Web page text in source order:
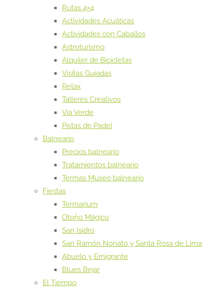
Rutas 4×4
Actividades Acuáticas
Actividades con Caballos
Astroturismo
Alquiler de Bicicletas
Visitas Guiadas
Relax
Talleres Creativos
Vía Verde
Pistas de Padel
Balneario
Precios balneario
Tratamientos balneario
Termas Museo balneario
Fiestas
Termarium
Otoño Mágico
San Isidro
San Ramón Nonato y Santa Rosa de Lima
Abuelo y Emigrante
Blues Bejar
El Tiempo